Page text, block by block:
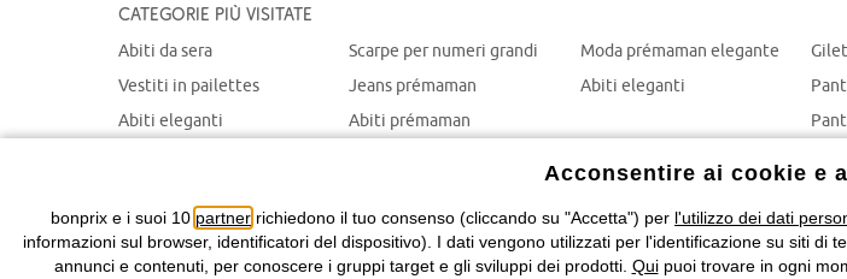
Categorie più visitate
Abiti da sera
Vestiti in pailettes
Abiti eleganti
Scarpe per numeri grandi
Jeans prémaman
Abiti prémaman
Moda prémaman elegante
Abiti eleganti
Acconsentire ai cookie e
bonprix e i suoi 10 partner richiedono il tuo consenso (cliccando su "Accetta") per l'utilizzo dei dati
informazioni sul browser, identificatori del dispositivo). I dati vengono utilizzati per l'identificazione su siti
annunci e contenuti, per conoscere i gruppi target e gli sviluppi dei prodotti. Quipuoi trovare in ogni